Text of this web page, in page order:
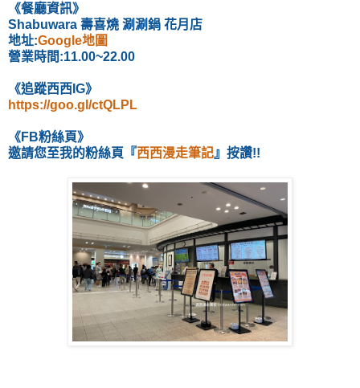
《餐廳資訊》
Shabuwara 壽喜燒 涮涮鍋 花月店
地址:Google地圖
營業時間:11.00~22.00
《追蹤西西IG》
https://goo.gl/ctQLPL
《FB粉絲頁》
邀請您至我的粉絲頁『西西漫走筆記』按讚!!